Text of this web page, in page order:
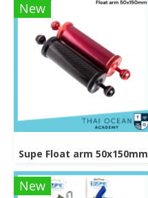
New
Supe Float arm 50x150mm
New